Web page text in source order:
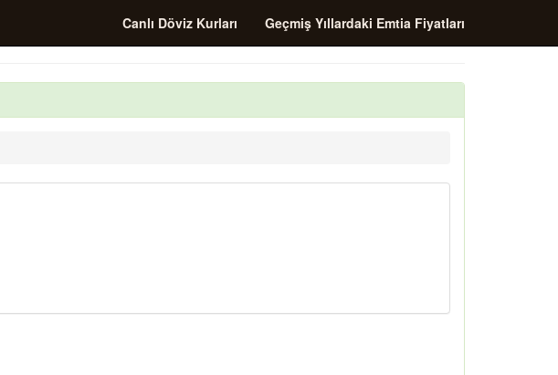
Canlı Döviz Kurları Geçmiş Yıllardaki Emtia Fiyatları